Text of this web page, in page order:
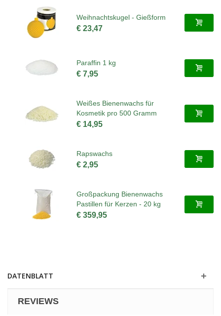
Weihnachtskugel - Gießform
€ 23,47
Paraffin 1 kg
€ 7,95
Weißes Bienenwachs für
Kosmetik pro 500 Gramm
€ 14,95
Rapswachs
€ 2,95
Großpackung Bienenwachs
Pastillen für Kerzen - 20 kg
€ 359,95
DATENBLATT
REVIEWS